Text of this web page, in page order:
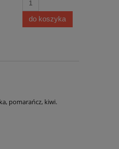
do koszyka
pomarańcz, kiwi.